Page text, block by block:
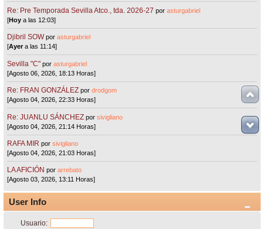
Re: Pre Temporada Sevilla Atco., tda. 2026-27 porasturgabriel
[Hoy a las 12:03]
Djibril SOW porasturgabriel
[Ayera las 11:14]
Sevilla "C"porasturgabriel
[Agosto 06, 2026, 18:13 Horas]
Re: FRAN GONZÁLEZ pordrodgom
[Agosto 04, 2026, 22:33 Horas]
Re: JUANLU SÁNCHEZ porsivigliano
[Agosto 04, 2026, 21:14 Horas]
RAFA MIR porsivigliano
[Agosto 04, 2026, 21:03 Horas]
LA AFICIÓN porarrebato
[Agosto 03, 2026, 13:11 Horas]
User Info
Usuario: